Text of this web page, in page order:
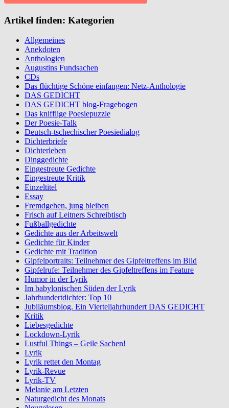
Artikel finden: Kategorien
Allgemeines
Anekdoten
Anthologien
Augustins Fundsachen
CDs
Das flüchtige Schöne einfangen: Netz-Anthologie
DAS GEDICHT
DAS GEDICHT blog-Fragebogen
Das knifflige Poesiepuzzle
Der Poesie-Talk
Deutsch-tschechischer Poesiedialog
Dichterbriefe
Dichterleben
Dinggedichte
Eingestreute Gedichte
Eingestreute Kritik
Einzeltitel
Essay
Fremdgehen, jung bleiben
Frisch auf Leitners Schreibtisch
Fußballgedichte
Gedichte aus der Arbeitswelt
Gedichte für Kinder
Gedichte mit Tradition
Gipfelportraits: Teilnehmer des Gipfeltreffens im Bild
Gipfelrufe: Teilnehmer des Gipfeltreffens im Feature
Humor in der Lyrik
Im babylonischen Süden der Lyrik
Jahrhundertdichter: Top 10
Jubiläumsblog. Ein Vierteljahrhundert DAS GEDICHT
Kritik
Liebesgedichte
Lockdown-Lyrik
Lustful Things – Geile Sachen!
Lyrik
Lyrik rettet den Montag
Lyrik-Revue
Lyrik-TV
Melanie am Letzten
Naturgedicht des Monats